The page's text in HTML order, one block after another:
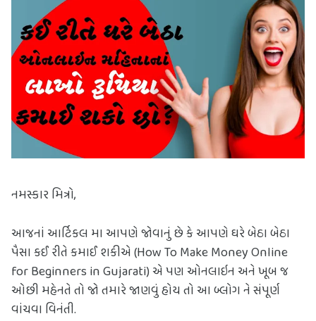
નમસ્કાર મિત્રો,
આજનાં આર્ટિકલ મા આપણે જોવાનું છે કે આપણે ઘરે બેઠા બેઠા
પૈસા કઈ રીતે કમાઈ શકીએ (How To Make Money Online
for Beginners in Gujarati) એ પણ ઓનલાઇન અને ખૂબ જ
ઓછી મહેનતે તો જો તમારે જાણવું હોય તો આ બ્લોગ ને સંપૂર્ણ
વાંચવા વિનંતી.